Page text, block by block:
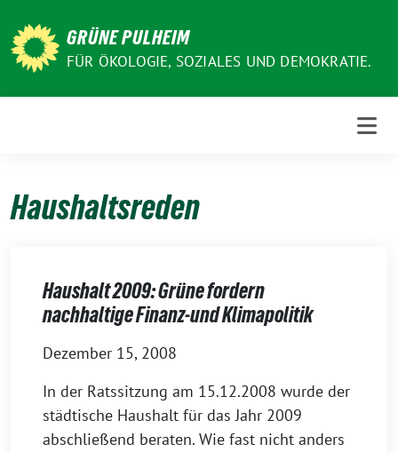
zum
Inhalt
GRÜNE PULHEIM
FÜR ÖKOLOGIE, SOZIALES UND DEMOKRATIE.
Haushaltsreden
Haushalt 2009: Grüne fordern
nachhaltige Finanz-und Klimapolitik
Dezember 15, 2008
In der Ratssitzung am 15.12.2008 wurde der
städtische Haushalt für das Jahr 2009
abschließend beraten. Wie fast nicht anders